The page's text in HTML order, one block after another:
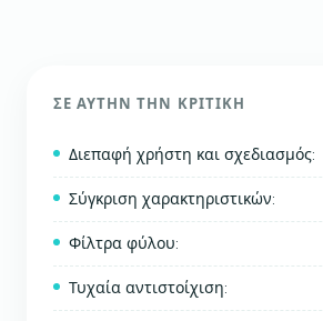
ΣΕ ΑΥΤΉΝ ΤΗΝ ΚΡΙΤΙΚΉ
Διεπαφή χρήστη και σχεδιασμός:
Σύγκριση χαρακτηριστικών:
Φίλτρα φύλου:
Τυχαία αντιστοίχιση: